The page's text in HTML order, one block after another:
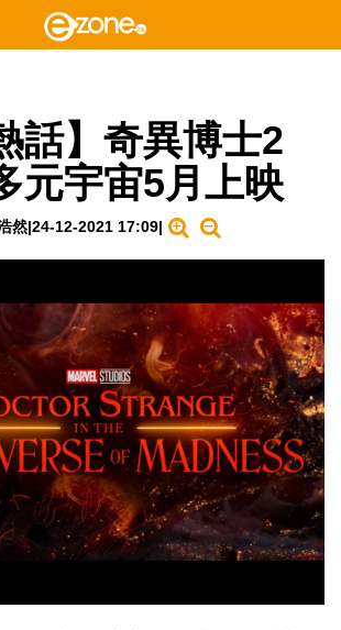
話】奇異博士2
元宇宙5月上映
然|24-12-2021 17:09|